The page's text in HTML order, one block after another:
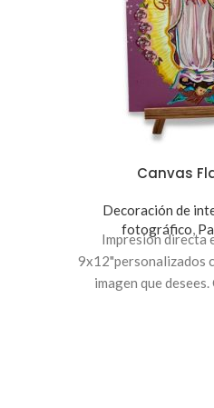
Canvas
Decoración de
fotográfico,
Impresión directa
9x12"personalizados
imagen que